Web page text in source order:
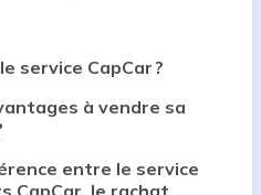
service CapCar ?
à vendre sa
entre le service
CapCar, le rachat